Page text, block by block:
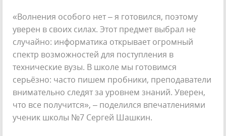
«Волнения особого нет – я готовился, поэтому
уверен в своих силах. Этот предмет выбрал не
случайно: информатика открывает огромный
спектр возможностей для поступления в
технические вузы. В школе мы готовимся
серьёзно: часто пишем пробники, преподаватели
внимательно следят за уровнем знаний. Уверен,
что все получится», – поделился впечатлениями
ученик школы №7 Сергей Шашкин.